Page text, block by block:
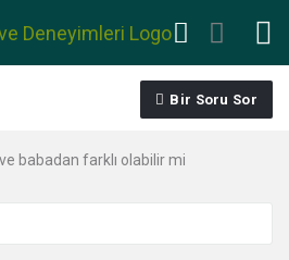
Bir Soru Sor
babadan farklı olabilir mi​